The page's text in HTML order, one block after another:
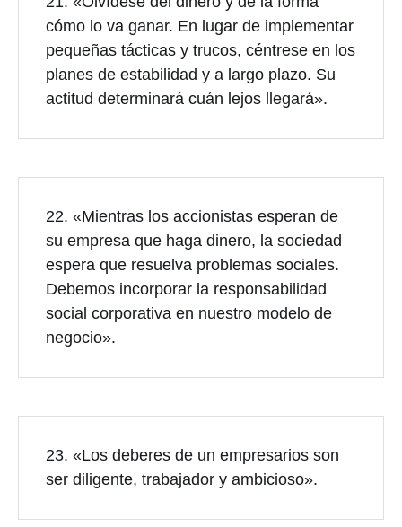
cómo lo va ganar. En lugar de implementar
pequeñas tácticas y trucos, céntrese en los
planes de estabilidad y a largo plazo. Su
actitud determinará cuán lejos llegará».
22. «Mientras los accionistas esperan de
su empresa que haga dinero, la sociedad
espera que resuelva problemas sociales.
Debemos incorporar la responsabilidad
social corporativa en nuestro modelo de
negocio».
23. «Los deberes de un empresarios son
ser diligente, trabajador y ambicioso».